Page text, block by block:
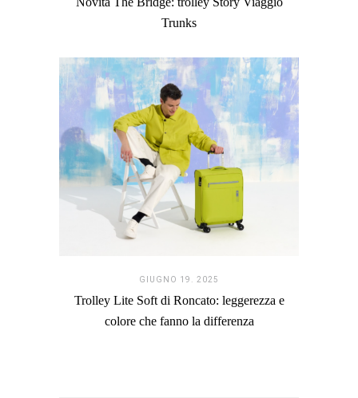
Trunks
GIUGNO 19. 2025
Trolley Lite Soft di Roncato: leggerezza e
colore che fanno la differenza